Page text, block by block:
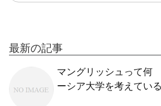
最新の記事
マングリッシュって何
ーシア大学を考えてい